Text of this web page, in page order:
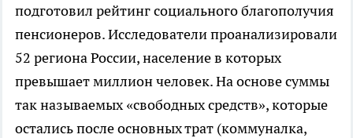
подготовил рейтинг социального благополучия
пенсионеров. Исследователи проанализировали
52 региона России, население в которых
превышает миллион человек. На основе суммы
так называемых «свободных средств», которые
остались после основных трат (коммуналка,